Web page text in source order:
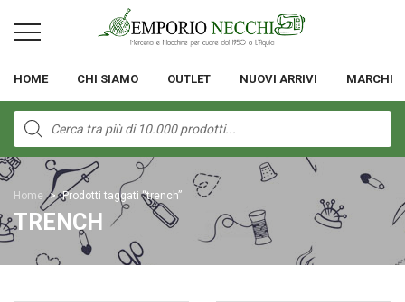
HOME CHI SIAMO OUTLET NUOVI ARRIVI MARCHI
Products
search
Home > Prodotti taggati “trench”
TRENCH